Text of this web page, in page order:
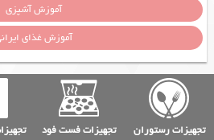
آموزش آشپزی
آموزش غذای
تجهیزات رستوران تجهیزات فست فود